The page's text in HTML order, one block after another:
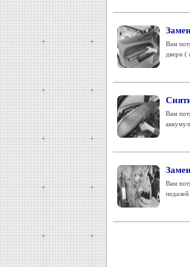
Вам
двери (
Вам
Вам